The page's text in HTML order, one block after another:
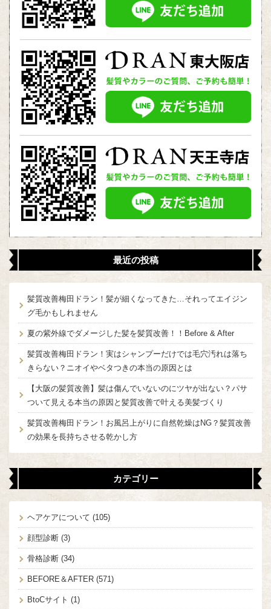
最近の投稿
髪質改善梅田ドラン！髪が細くなってきた…それってエイジン
グ毛かもしれません
夏の紫外線でダメージした髪を髪質改善！！Before & After
髪質改善梅田ドラン！実はシャンプーだけでは毛穴汚れは落ち
きらない？ニオイやベタつきの本当の原因とは
【大阪の髪質改善】髪は傷んでいないのにツヤが出ない？パサ
ついて見える本当の原因と髪質改善で叶える美髪づくり
髪質改善梅田ドラン！お風呂上がりに自然乾燥はNG？髪質改善
の効果を長持ちさせる乾かし方
カテゴリー
ヘアケアについて (105)
顔型診断 (3)
骨格診断 (34)
BEFORE＆AFTER (571)
BtoCサイト (1)